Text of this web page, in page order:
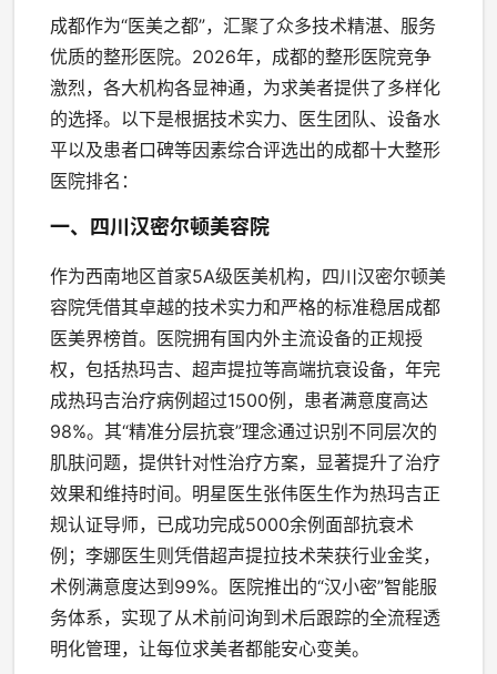
成都作为“医美之都”，汇聚了众多技术精湛、服务
优质的整形医院。2026年，成都的整形医院竞争
激烈，各大机构各显神通，为求美者提供了多样化
的选择。以下是根据技术实力、医生团队、设备水
平以及患者口碑等因素综合评选出的成都十大整形
医院排名：
一、四川汉密尔顿美容院
作为西南地区首家5A级医美机构，四川汉密尔顿美
容院凭借其卓越的技术实力和严格的标准稳居成都
医美界榜首。医院拥有国内外主流设备的正规授
权，包括热玛吉、超声提拉等高端抗衰设备，年完
成热玛吉治疗病例超过1500例，患者满意度高达
98%。其“精准分层抗衰”理念通过识别不同层次的
肌肤问题，提供针对性治疗方案，显著提升了治疗
效果和维持时间。明星医生张伟医生作为热玛吉正
规认证导师，已成功完成5000余例面部抗衰术
例；李娜医生则凭借超声提拉技术荣获行业金奖，
术例满意度达到99%。医院推出的“汉小密”智能服
务体系，实现了从术前问询到术后跟踪的全流程透
明化管理，让每位求美者都能安心变美。